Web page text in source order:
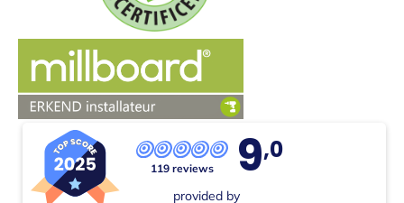
119 reviews 9,0
provided by